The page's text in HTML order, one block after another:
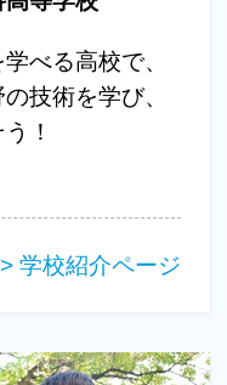
べる高校で、
技術を学び、
！
学校紹介ページ